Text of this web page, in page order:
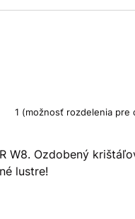
1 (možnosť rozdelenia pre
W8. Ozdobený
lustre!